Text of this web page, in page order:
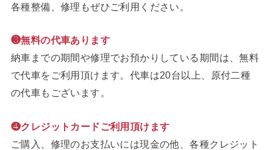
各種整備、修理もぜひご利用ください。
❸無料の代車あります
納車までの期間や修理でお預かりしている期間は、無料
で代車をご利用頂けます。代車は20台以上、原付二種
の代車もございます。
❹クレジットカードご利用頂けます
ご購入、修理のお支払いには現金の他、各種クレジット